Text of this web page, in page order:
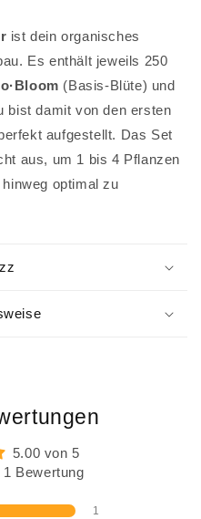
ist dein organisches
Es enthält jeweils 250
(Basis-Blüte) und
bist damit von den ersten
aufgestellt. Das Set
aus, um 1 bis 4 Pflanzen
optimal zu
5.00 von 5
Bewertung
1